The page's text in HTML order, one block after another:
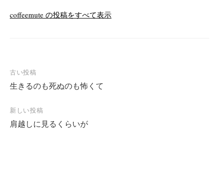
coffeemute の投稿をすべて表示
投
稿
ナ
ビ
ゲ
古い投稿
生きるのも死ぬのも怖くて
新しい投稿
肩越しに見るくらいが